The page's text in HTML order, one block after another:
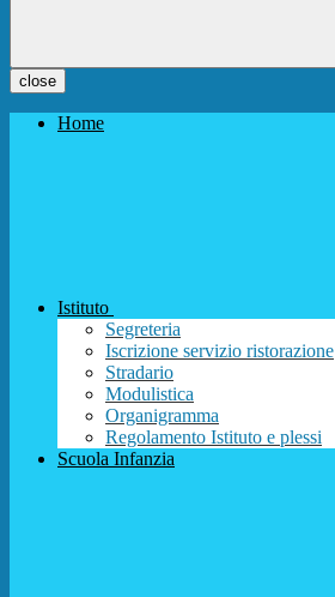
close
Home
Istituto
Segreteria
Iscrizione servizio ristorazione
Stradario
Modulistica
Organigramma
Regolamento Istituto e plessi
Scuola Infanzia